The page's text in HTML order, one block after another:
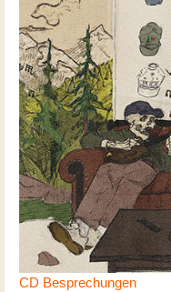
CD Besprechungen